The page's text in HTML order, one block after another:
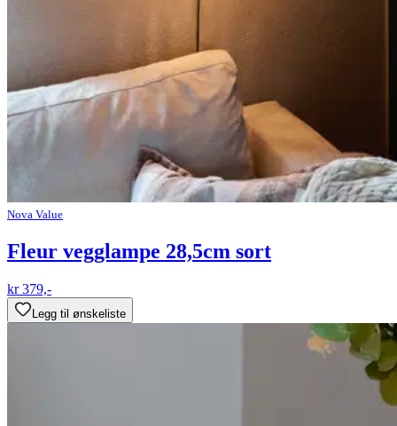
Nova Value
Fleur vegglampe 28,5cm sort
kr 379,-
Legg til ønskeliste